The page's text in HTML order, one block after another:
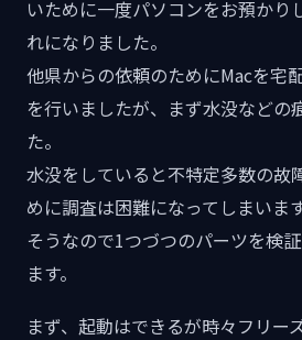
いために一度パソコンをお預かり
れになりました。
他県からの依頼のためにMacを宅
を行いましたが、まず水没などの
た。
水没をしていると不特定多数の故
めに調査は困難になってしまいま
そうなので1つづつのパーツを検
ます。
まず、起動はできるが時々フリー